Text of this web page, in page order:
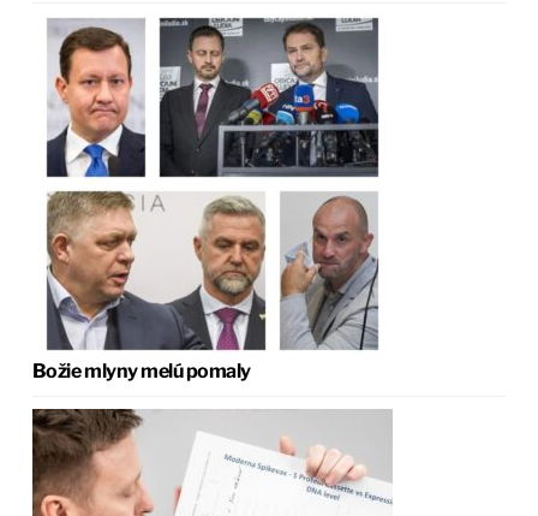
Božie mlyny melú pomaly